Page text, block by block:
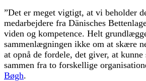
”Det er meget vigtigt, at vi beholder
medarbejdere fra Dänisches
viden og kompetence. Helt
sammenlægningen ikke om at skære
at opnå de fordele, det giver, at kunne
sammen fra to forskellige
Bøgh.